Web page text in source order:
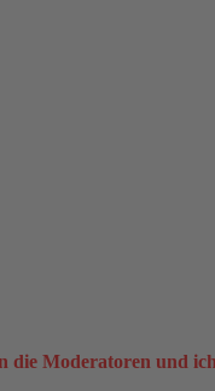
Moderatoren und